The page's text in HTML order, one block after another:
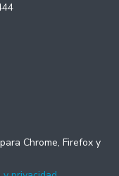
Chrome, Firefox y